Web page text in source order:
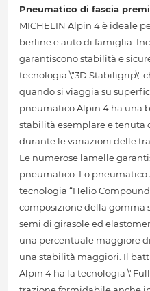
Pneumatico di fascia
MICHELIN Alpin 4 è ideale
berline e auto di famiglia.
garantiscono stabilità e
tecnologia \"3D Stabiligrip\"
quando si viaggia su
pneumatico Alpin 4 ha una
stabilità esemplare e tenuta
durante le variazioni delle
Le numerose lamelle
pneumatico. Lo pneumatico
tecnologia “Helio
composizione della gomma
semi di girasole ed
una percentuale maggiore
una stabilità maggiori. Il
Alpin 4 ha la tecnologia